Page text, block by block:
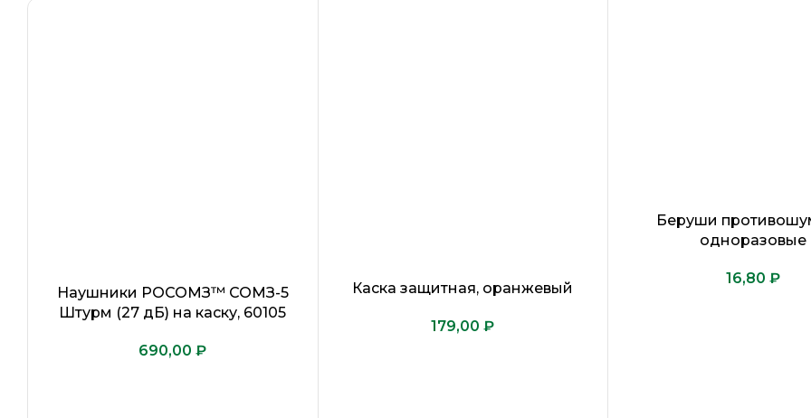
Наушники РОСОМЗ™ СОМЗ-5
Штурм (27 дБ) на каску, 60105
₽
Каска защитная, оранжевый
₽
Беруши
одноразовые
₽